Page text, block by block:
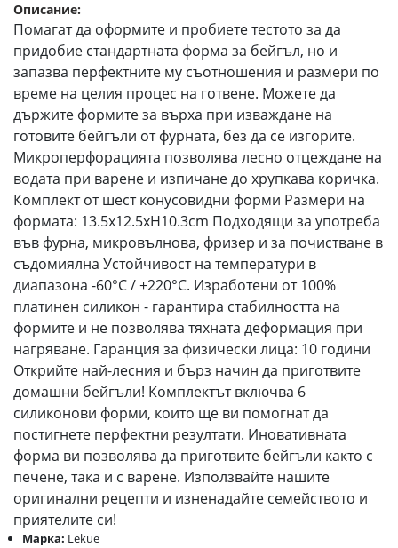
Описание:
Помагат да оформите и пробиете тестото за да
придобие стандартната форма за бейгъл, но и
запазва перфектните му съотношения и размери по
време на целия процес на готвене. Можете да
държите формите за върха при изваждане на
готовите бейгъли от фурната, без да се изгорите.
Микроперфорацията позволява лесно отцеждане на
водата при варене и изпичане до хрупкава коричка.
Комплект от шест конусовидни форми Размери на
формата: 13.5x12.5xH10.3cm Подходящи за употреба
във фурна, микровълнова, фризер и за почистване в
съдомиялна Устойчивост на температури в
диапазона -60°C / +220°C. Изработени от 100%
платинен силикон - гарантира стабилността на
формите и не позволява тяхната деформация при
нагряване. Гаранция за физически лица: 10 години
Открийте най-лесния и бърз начин да приготвите
домашни бейгъли! Комплектът включва 6
силиконови форми, които ще ви помогнат да
постигнете перфектни резултати. Иновативната
форма ви позволява да приготвите бейгъли както с
печене, така и с варене. Използвайте нашите
оригинални рецепти и изненадайте семейството и
приятелите си!
Марка: Lekue